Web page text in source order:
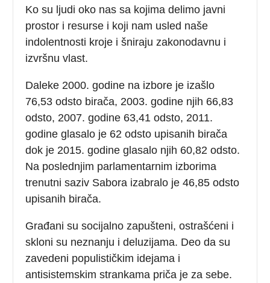
Ko su ljudi oko nas sa kojima delimo javni
prostor i resurse i koji nam usled naše
indolentnosti kroje i šniraju zakonodavnu i
izvršnu vlast.
Daleke 2000. godine na izbore je izašlo
76,53 odsto birača, 2003. godine njih 66,83
odsto, 2007. godine 63,41 odsto, 2011.
godine glasalo je 62 odsto upisanih birača
dok je 2015. godine glasalo njih 60,82 odsto.
Na poslednjim parlamentarnim izborima
trenutni saziv Sabora izabralo je 46,85 odsto
upisanih birača.
Građani su socijalno zapušteni, ostrašćeni i
skloni su neznanju i deluzijama. Deo da su
zavedeni populističkim idejama i
antisistemskim strankama priča je za sebe.